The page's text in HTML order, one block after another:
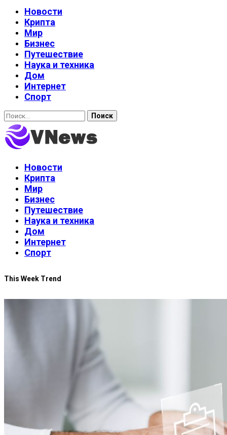
Новости
Крипта
Мир
Бизнес
Путешествие
Наука и техника
Дом
Интернет
Спорт
Найти:
Новости
Крипта
Мир
Бизнес
Путешествие
Наука и техника
Дом
Интернет
Спорт
This Week Trend